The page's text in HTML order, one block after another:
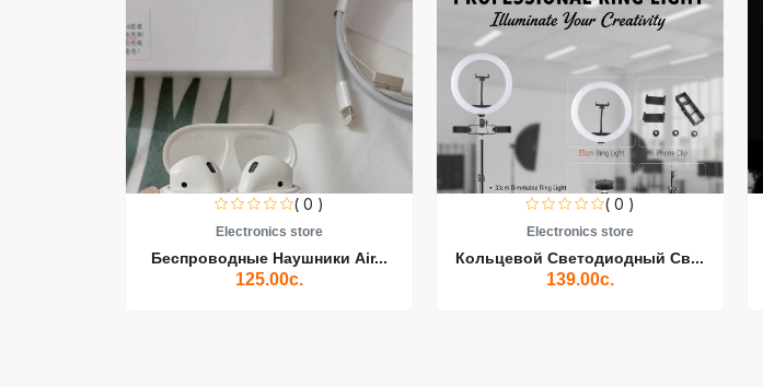
( 0 )
Electronics store
Беспроводные Наушники Air...
125.00с.
( 0 )
Electronics store
Кольцевой Светодиодный Св...
139.00с.